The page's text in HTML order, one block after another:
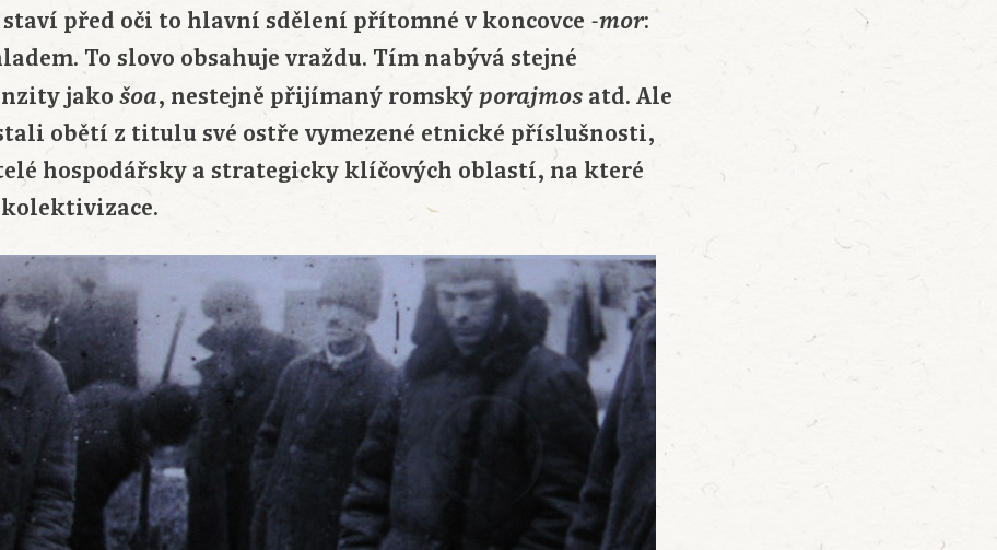
před oči to hlavní sdělení přítomné v koncovce -mor:
To slovo obsahuje vraždu. Tím nabývá stejné
jako šoa, nestejně přijímaný romský porajmos atd. Ale
obětí z titulu své ostře vymezené etnické příslušnosti,
hospodářsky a strategicky klíčových oblastí, na které